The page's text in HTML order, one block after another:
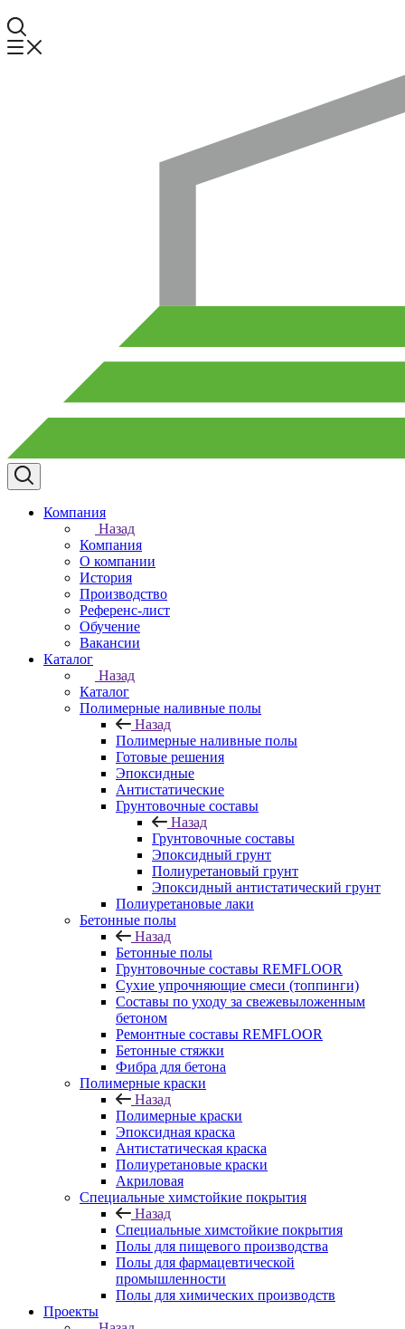
Компания
Назад
Компания
О компании
История
Производство
Референс-лист
Обучение
Вакансии
Каталог
Назад
Каталог
Полимерные наливные полы
Назад
Полимерные наливные полы
Готовые решения
Эпоксидные
Антистатические
Грунтовочные составы
Назад
Грунтовочные составы
Эпоксидный грунт
Полиуретановый грунт
Эпоксидный антистатический грунт
Полиуретановые лаки
Бетонные полы
Назад
Бетонные полы
Грунтовочные составы REMFLOOR
Сухие упрочняющие смеси (топпинги)
Составы по уходу за свежевыложенным
бетоном
Ремонтные составы REMFLOOR
Бетонные стяжки
Фибра для бетона
Полимерные краски
Назад
Полимерные краски
Эпоксидная краска
Антистатическая краска
Полиуретановые краски
Акриловая
Специальные химстойкие покрытия
Назад
Специальные химстойкие покрытия
Полы для пищевого производства
Полы для фармацевтической
промышленности
Полы для химических производств
Проекты